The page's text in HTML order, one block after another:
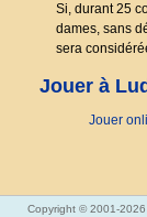
Si, durant 25
dames, sans
sera
Jouer à
Jouer
Copyright © 2001-